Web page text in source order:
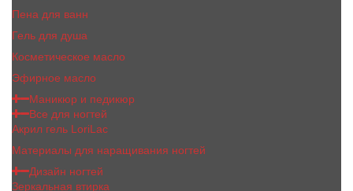
Пена для ванн
Гель для душа
Косметическое масло
Эфирное масло
Маникюр и педикюр
Все для ногтей
Акрил гель LoriLac
Материалы для наращивания ногтей
Дизайн ногтей
Зеркальная втирка